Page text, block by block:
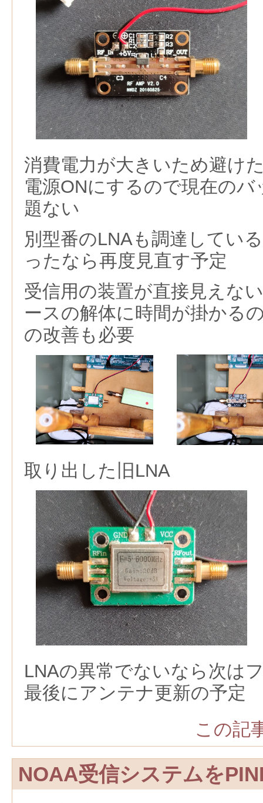
消費電力が大きいため避け
電源ONにするので現在の
題ない
別型番のLNAも調達してい
ったなら再度見直す予定
受信用の装置が直接見えな
ースの解体に時間が掛かる
の改善も必要
取り出した旧LNA
LNAの異常でないなら次は
最後にアンテナ更新の予定
この記
NOAA受信システムを